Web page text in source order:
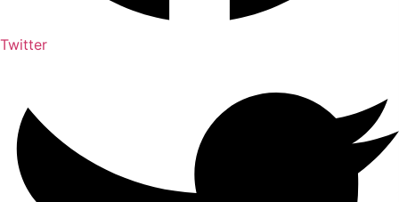
Twitter